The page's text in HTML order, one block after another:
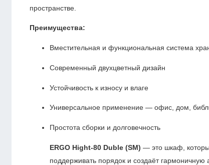
пространстве.
Преимущества:
Вместительная и функциональная система
Современный двухцветный дизайн
Устойчивость к износу и влаге
Универсальное применение — офис, дом,
Простота сборки и долговечность
ERGO Hight-80 Duble (SM) — это шкаф,
поддерживать порядок и создаёт